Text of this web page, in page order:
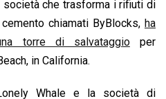
società che trasforma i rifiuti di
chiamati ByBlocks, ha
torre di salvataggioper
in California.
Whale e la società di